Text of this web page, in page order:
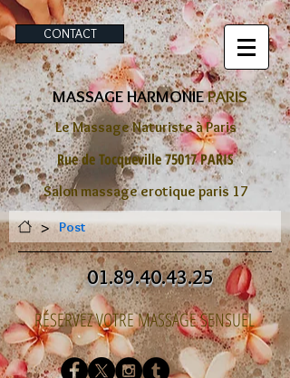
CONTACT
MASSAGE HARMONIEPARIS
Le Massage Naturiste à Paris
Rue de Tocqueville 75017 PARIS
Salon massage erotique paris 17
> Post
01.89.40.43.25
RÉSERVEZ VOTRE MASSAGE SENSUEL